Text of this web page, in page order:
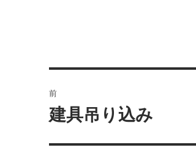
稿
前
前
投
建具吊り込み